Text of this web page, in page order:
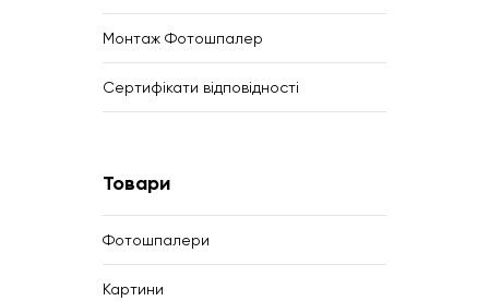
Монтаж Фотошпалер
Сертифікати відповідності
Товари
Фотошпалери
Картини